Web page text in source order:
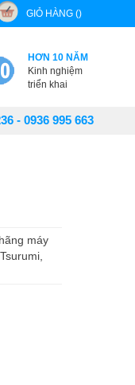
GIỎ HÀNG ()
HƠN 10 NĂM
Kinh nghiệm
triển khai
- 0936 995 663
máy